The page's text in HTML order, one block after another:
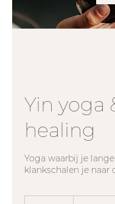
Yin yoga
healing
Yoga waarbij je
klankschalen je